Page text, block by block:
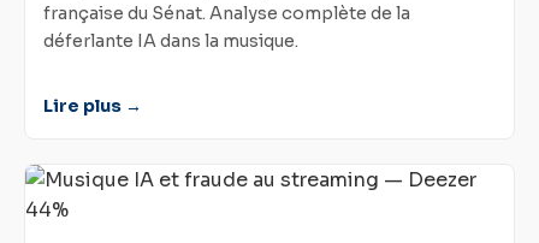
française du Sénat. Analyse complète de la
déferlante IA dans la musique.
Lire plus →